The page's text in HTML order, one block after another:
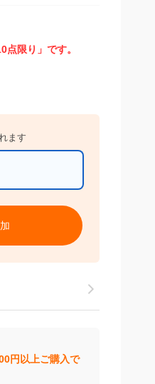
限り」です。
ます
円以上ご購入で